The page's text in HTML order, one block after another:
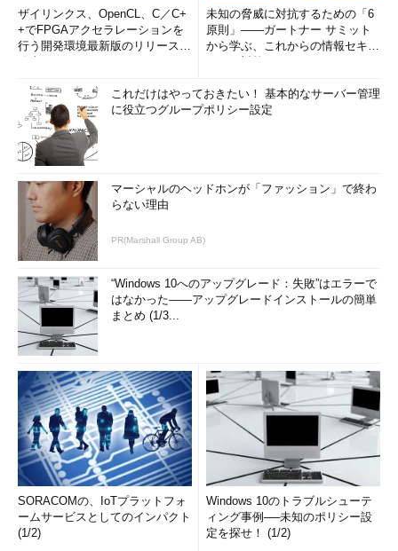
ザイリンクス、OpenCL、C／C+
+でFPGAアクセラレーションを
行う開発環境最新版のリリースを
未知の脅威に対抗するための「6
原則」――ガートナー サミット
から学ぶ、これからの情報セキュ
これだけはやっておきたい！ 基本的なサーバー管理
に役立つグループポリシー設定
マーシャルのヘッドホンが「ファッション」で終わ
らない理由
PR(Marshall Group AB)
“Windows 10へのアップグレード：失敗”はエラーで
はなかった――アップグレードインストールの簡単
まとめ (1/3...
SORACOMの、IoTプラットフォ
ームサービスとしてのインパクト
(1/2)
Windows 10のトラブルシューテ
ィング事例──未知のポリシー設
定を探せ！ (1/2)